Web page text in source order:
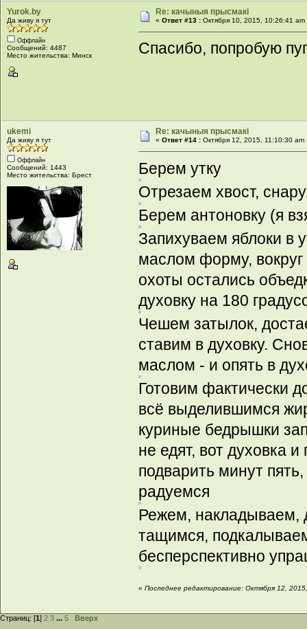
Yurok.by
Да живу я тут
Оффлайн
Сообщений: 4487
Место жительства: Минск
Re: качыныя прысмакі
«Ответ #13 : Октября 10, 2015, 10:26:41 am
Спасибо, попробую
ukemi
Да живу я тут
Оффлайн
Сообщений: 1443
Место жительства: Брест
Re: качыныя прысмакі
«Ответ #14 : Октября 12, 2015, 11:10:30 am
Берем утку
Отрезаем хвост,
Берем антоновку (я
Запихуваем яблоки в
маслом форму,
охоты остались
духовку на 180
Чешем затылок,
ставим в духовку.
маслом - и опять в
Готовим фактически
всё выделившимся
куриные бедрышки
не едят, вот духовка
подварить минут
радуемся
Режем, накладываем,
тащимся,
бесперспективно
«Последнее редактирование: Октября 12,
Страниц: [1] 2 3 ... 5 Вверх